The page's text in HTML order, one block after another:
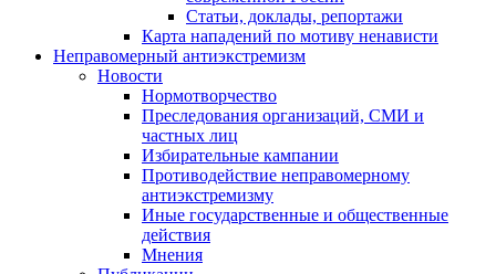
Статьи, доклады, репортажи
Карта нападений по мотиву ненависти
Неправомерный антиэкстремизм
Новости
Нормотворчество
Преследования организаций, СМИ и
частных лиц
Избирательные кампании
Противодействие неправомерному
антиэкстремизму
Иные государственные и общественные
действия
Мнения